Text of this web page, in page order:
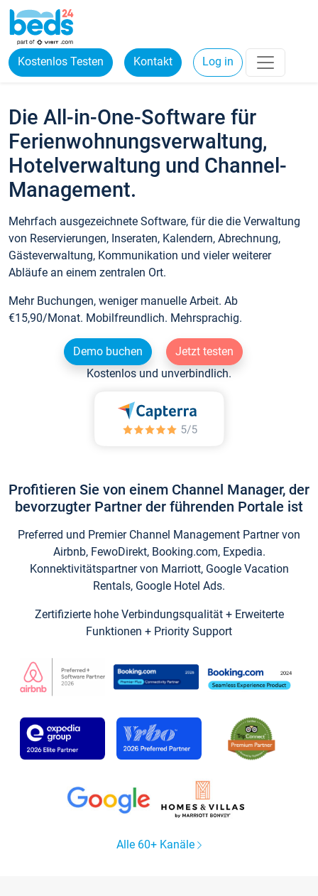
Kostenlos Testen Kontakt Log in
Die All-in-One-Software für
Ferienwohnungsverwaltung,
Hotelverwaltung und Channel-
Management.
Mehrfach ausgezeichnete Software, für die die Verwaltung
von Reservierungen, Inseraten, Kalendern, Abrechnung,
Gästeverwaltung, Kommunikation und vieler weiterer
Abläufe an einem zentralen Ort.
Mehr Buchungen, weniger manuelle Arbeit. Ab
€15,90/Monat. Mobilfreundlich. Mehrsprachig.
Demo buchen
Jetzt testen
Kostenlos und unverbindlich.
Profitieren Sie von einem Channel Manager, der
bevorzugter Partner der führenden Portale ist
Preferred und Premier Channel Management Partner von
Airbnb, FewoDirekt, Booking.com, Expedia.
Konnektivitätspartner von Marriott, Google Vacation
Rentals, Google Hotel Ads.
Zertifizierte hohe Verbindungsqualität + Erweiterte
Funktionen + Priority Support
Alle 60+ Kanäle